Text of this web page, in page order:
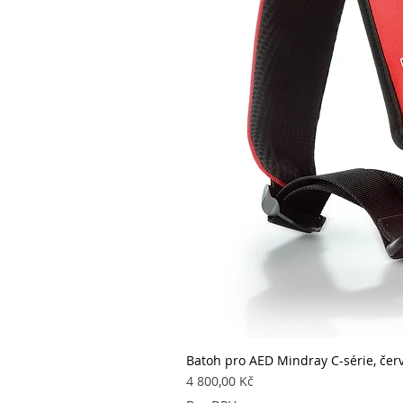
Batoh pro AED Mindray C-série,
Cena
4 800,00 Kč